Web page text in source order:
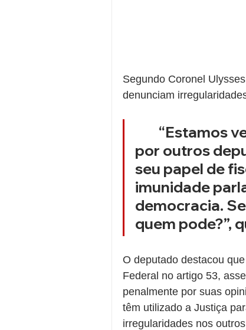
Segundo Coronel
denunciam
por outros
seu papel de
imunidade
democracia.
quem pode?”,
O deputado destacou
Federal no artigo 53,
penalmente por suas
têm utilizado a Justiça
irregularidades nos